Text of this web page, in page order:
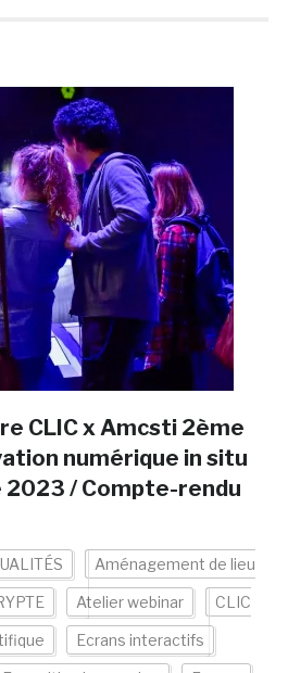
CLIC x Amcsti 2ème
numérique in situ
2023 / Compte-rendu
Aménagement de lieu
Atelier webinar CLIC
Ecrans interactifs